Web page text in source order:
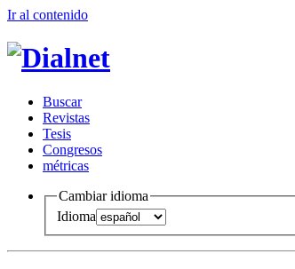
Ir al contenido
Buscar
Revistas
Tesis
Congresos
métricas
Cambiar idioma
Idioma